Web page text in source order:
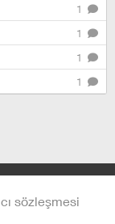
1
1
1
1
sözleşmesi